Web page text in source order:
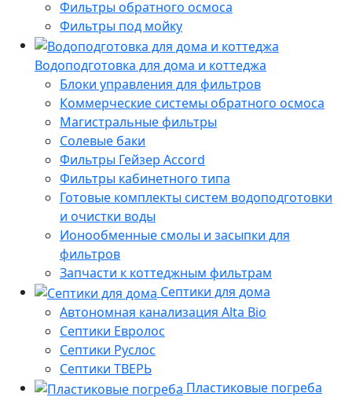
Фильтры обратного осмоса
Фильтры под мойку
Водоподготовка для дома и коттеджа
Блоки управления для фильтров
Коммерческие системы обратного осмоса
Магистральные фильтры
Солевые баки
Фильтры Гейзер Accord
Фильтры кабинетного типа
Готовые комплекты систем водоподготовки
и очистки воды
Ионообменные смолы и засыпки для
фильтров
Запчасти к коттеджным фильтрам
Септики для дома
Автономная канализация Alta Bio
Септики Евролос
Септики Руслос
Септики ТВЕРЬ
Пластиковые погреба